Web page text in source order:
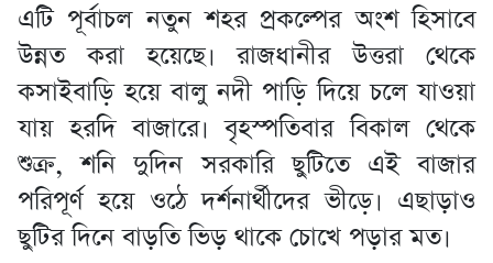
এটি পূর্বাচল নতুন শহর প্রকল্পের অংশ হিসাবে
উন্নত করা হয়েছে। রাজধানীর উত্তরা থেকে
কসাইবাড়ি হয়ে বালু নদী পাড়ি দিয়ে চলে যাওয়া
যায় হরদি বাজারে। বৃহস্পতিবার বিকাল থেকে
শুক্র, শনি দুদিন সরকারি ছুটিতে এই বাজার
পরিপূর্ণ হয়ে ওঠে দর্শনার্থীদের ভীড়ে। এছাড়াও
ছুটির দিনে বাড়তি ভিড় থাকে চোখে পড়ার মত।